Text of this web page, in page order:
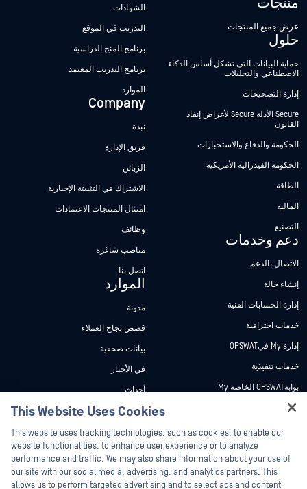
منتجات
عرض جميع المنتجات
حلول
حماية البيانات التي تشكل أساس الذكاء
الاصطناعي والتحليلات
إدارة التصحيحات
Secure الأدلة Secure لأغراض إنفاذ
القانون
الحكومة والدفاع والاستخبارات
الحكومة الفيدرالية الأمريكية
الطاقة
الماليه
التصنيع
دعم وخدمات
الاتصال بالدعم
إنشاء حالة
إدارة الحسابات الفنية
خدمات احترافية
إدارة My فيOPSWAT
خدمات تنفيذية
بوابةOPSWAT الخاصة My
وثائق تقنية
دورات تدريبية
برنامج الثغرات الأمنية
الشركاء
شهادات
الشهادات
التدريب في الموقع
برنامج المنح الدراسية
برنامج التدريب المعتمد
الموارد
Company
نبذة
فريق الإدارة
الزبائن
الاشتراك في التثبيتة الإخبارية
امتثال المنتجات الاعتمادات
وظائف
مناصب شاغرة
اتصل بنا
الموارد
مدونة
قصص نجاح العملاء
بيانات صحفية
في الأخبار
أحداث
ندوات عبر الإنترنت
أوراق البيانات
مستندات تقنية
أدوات مجانية
This Website Uses Cookies
This website uses tracking technologies, such as cookies, to enable our
website functionalities, to enhance user experience or to analyze
performance and traffic. We may also share information about your use of
our site with our social media, advertising, and analytics partners. This
allows us to perform targeted advertising and to select ads and content
Hey there!
I'm Ozzy, your OPSWAT virtual assistant.
How can I help you secure what's critical
today?